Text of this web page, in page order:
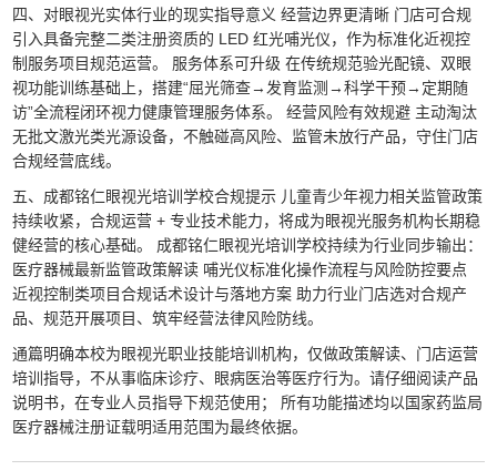
四、对眼视光实体行业的现实指导意义 经营边界更清晰 门店可合规
引入具备完整二类注册资质的 LED 红光哺光仪，作为标准化近视控
制服务项目规范运营。 服务体系可升级 在传统规范验光配镜、双眼
视功能训练基础上，搭建“屈光筛查→发育监测→科学干预→定期随
访”全流程闭环视力健康管理服务体系。 经营风险有效规避 主动淘汰
无批文激光类光源设备，不触碰高风险、监管未放行产品，守住门店
合规经营底线。
五、成都铭仁眼视光培训学校合规提示 儿童青少年视力相关监管政策
持续收紧，合规运营 + 专业技术能力，将成为眼视光服务机构长期稳
健经营的核心基础。 成都铭仁眼视光培训学校持续为行业同步输出：
医疗器械最新监管政策解读 哺光仪标准化操作流程与风险防控要点
近视控制类项目合规话术设计与落地方案 助力行业门店选对合规产
品、规范开展项目、筑牢经营法律风险防线。
通篇明确本校为眼视光职业技能培训机构，仅做政策解读、门店运营
培训指导，不从事临床诊疗、眼病医治等医疗行为。请仔细阅读产品
说明书，在专业人员指导下规范使用； 所有功能描述均以国家药监局
医疗器械注册证载明适用范围为最终依据。